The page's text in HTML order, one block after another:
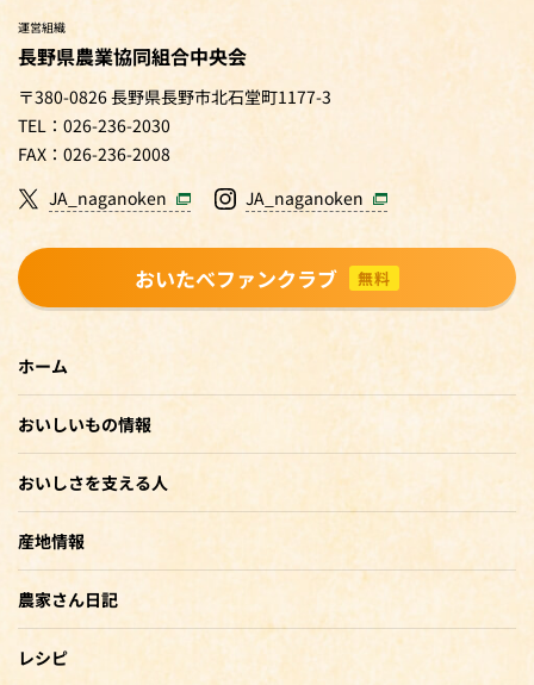
運営組織
長野県農業協同組合中央会
〒380-0826 長野県長野市北石堂町1177-3
TEL：026-236-2030
FAX：026-236-2008
JA_naganoken
JA_naganoken
おいたべファンクラブ 無料
ホーム
おいしいもの情報
おいしさを支える人
産地情報
農家さん日記
レシピ